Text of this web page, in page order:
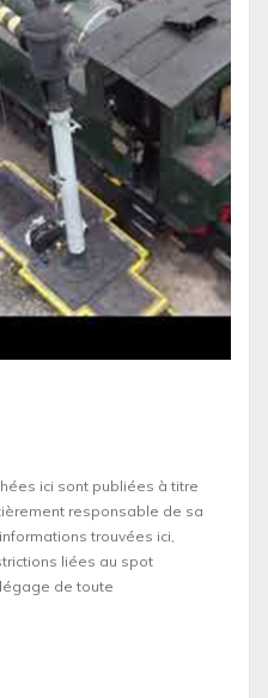
ici sont publiées à titre
responsable de sa
trouvées ici,
liées au spot
de toute